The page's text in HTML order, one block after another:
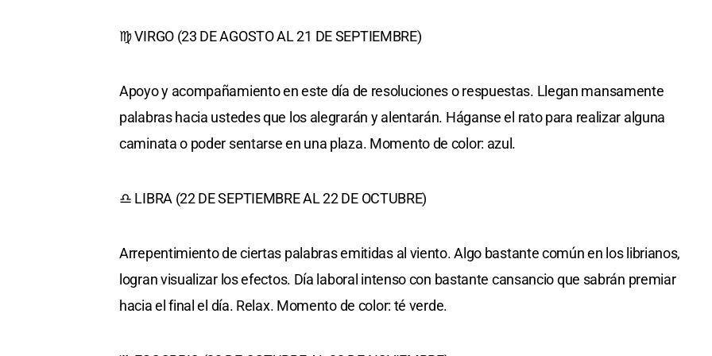
♍ VIRGO (23 DE AGOSTO AL 21 DE SEPTIEMBRE)
Apoyo y acompañamiento en este día de resoluciones o respuestas. Llegan mansamente
palabras hacia ustedes que los alegrarán y alentarán. Háganse el rato para realizar alguna
caminata o poder sentarse en una plaza. Momento de color: azul.
♎ LIBRA (22 DE SEPTIEMBRE AL 22 DE OCTUBRE)
Arrepentimiento de ciertas palabras emitidas al viento. Algo bastante común en los librianos,
logran visualizar los efectos. Día laboral intenso con bastante cansancio que sabrán premiar
hacia el final el día. Relax. Momento de color: té verde.